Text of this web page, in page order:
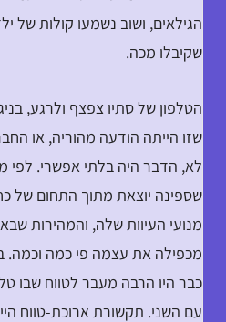
הגילאים, ושוב נשמעו קולות של
שקיבלו מכה.
הטלפון של סתיו צפצף ולרגע,
שזו הייתה הודעה מהוריה, או
לא, הדבר היה בלתי אפשרי. לפי
שספינה יוצאת מתוך התחום של
מנועי העיוות שלה, והמהירות
מכפילה את עצמה פי כמה
כבר היו הרבה מעבר לטווח שבו
עם השני. תקשורת ארוכת-טווח